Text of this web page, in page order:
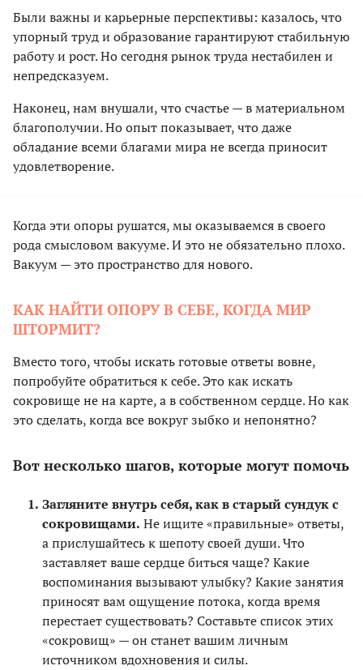
Были важны и карьерные перспективы: казалось, что
упорный труд и образование гарантируют стабильную
работу и рост. Но сегодня рынок труда нестабилен и
непредсказуем.
Наконец, нам внушали, что счастье — в материальном
благополучии. Но опыт показывает, что даже
обладание всеми благами мира не всегда приносит
удовлетворение.
Когда эти опоры рушатся, мы оказываемся в своего
рода смысловом вакууме. И это не обязательно плохо.
Вакуум — это пространство для нового.
КАК НАЙТИ ОПОРУ В СЕБЕ, КОГДА МИР
ШТОРМИТ?
Вместо того, чтобы искать готовые ответы вовне,
попробуйте обратиться к себе. Это как искать
сокровище не на карте, а в собственном сердце. Но как
это сделать, когда все вокруг зыбко и непонятно?
Вот несколько шагов, которые могут помочь
Загляните внутрь себя, как в старый сундук с
сокровищами. Не ищите «правильные» ответы,
а прислушайтесь к шепоту своей души. Что
заставляет ваше сердце биться чаще? Какие
воспоминания вызывают улыбку? Какие занятия
приносят вам ощущение потока, когда время
перестает существовать? Составьте список этих
«сокровищ» — он станет вашим личным
источником вдохновения и силы.